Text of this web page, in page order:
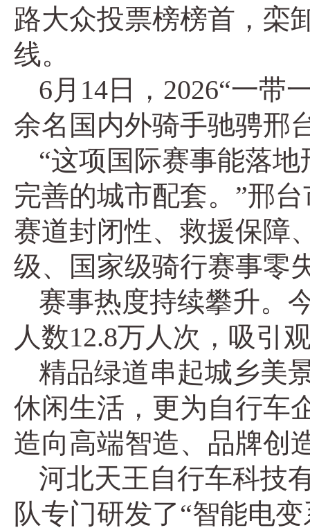
路大众投票榜榜首，栾
线。
6月14日，2026“一带
余名国内外骑手驰骋邢
“这项国际赛事能落
完善的城市配套。”邢
赛道封闭性、救援保障
级、国家级骑行赛事零
赛事热度持续攀升。
人数12.8万人次，吸引
精品绿道串起城乡美
休闲生活，更为自行车
造向高端智造、品牌创
河北天王自行车科技
队专门研发了“智能电